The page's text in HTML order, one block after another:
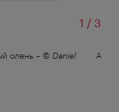
1 /из
3
олень – © Daniel